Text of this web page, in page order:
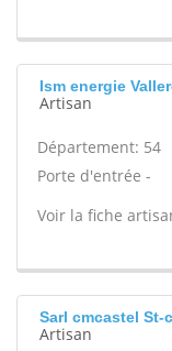
Ism energie
Artisan
Département: 54
Porte d'entrée -
Voir la fiche
Sarl cmcastel St-
Artisan